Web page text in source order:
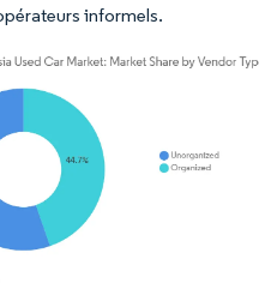
informels.